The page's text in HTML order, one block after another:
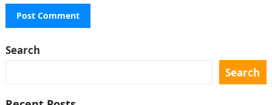
Search
Search